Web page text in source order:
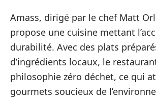
Amass, dirigé par le chef Matt
propose une cuisine mettant
durabilité. Avec des plats
d’ingrédients locaux, le
philosophie zéro déchet, ce qui
gourmets soucieux de